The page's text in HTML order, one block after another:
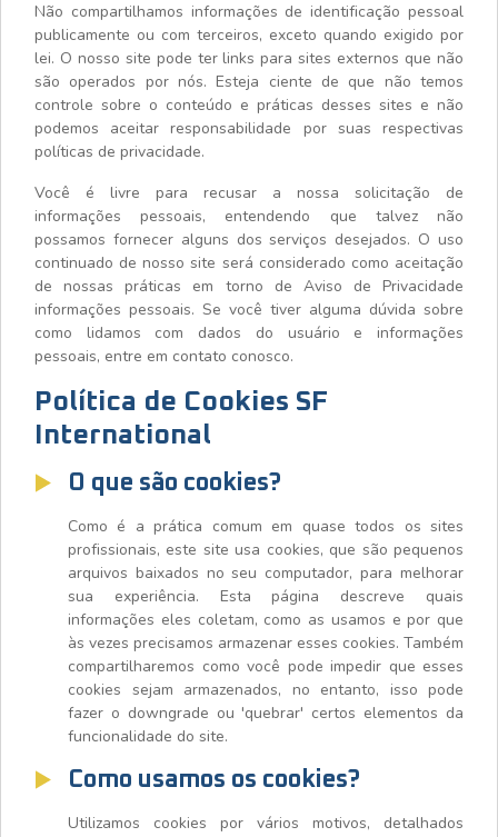
Não compartilhamos informações de identificação pessoal
publicamente ou com terceiros, exceto quando exigido por
lei. O nosso site pode ter links para sites externos que não
são operados por nós. Esteja ciente de que não temos
controle sobre o conteúdo e práticas desses sites e não
podemos aceitar responsabilidade por suas respectivas
políticas de privacidade.
Você é livre para recusar a nossa solicitação de
informações pessoais, entendendo que talvez não
possamos fornecer alguns dos serviços desejados. O uso
continuado de nosso site será considerado como aceitação
de nossas práticas em torno de Aviso de Privacidade
informações pessoais. Se você tiver alguma dúvida sobre
como lidamos com dados do usuário e informações
pessoais, entre em contato conosco.
Política de Cookies SF
International
O que são cookies?
Como é a prática comum em quase todos os sites
profissionais, este site usa cookies, que são pequenos
arquivos baixados no seu computador, para melhorar
sua experiência. Esta página descreve quais
informações eles coletam, como as usamos e por que
às vezes precisamos armazenar esses cookies. Também
compartilharemos como você pode impedir que esses
cookies sejam armazenados, no entanto, isso pode
fazer o downgrade ou 'quebrar' certos elementos da
funcionalidade do site.
Como usamos os cookies?
Utilizamos cookies por vários motivos, detalhados